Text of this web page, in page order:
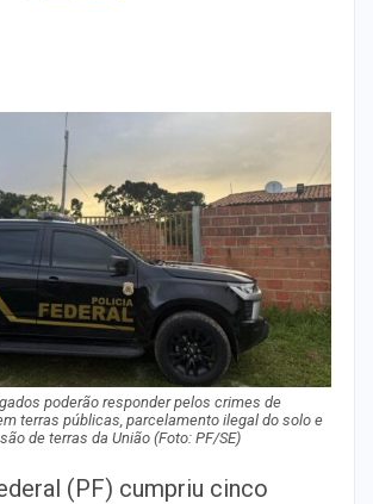
poderão responder pelos crimes de
terras públicas, parcelamento ilegal do solo e
de terras da União (Foto: PF/SE)
(PF) cumpriu cinco